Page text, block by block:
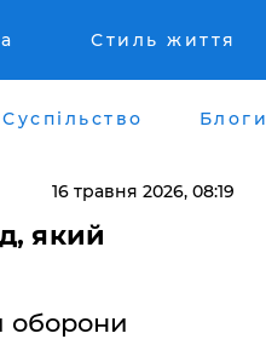
Стиль життя
Суспільство Блоги
16 травня 2026, 08:19
який
оборони